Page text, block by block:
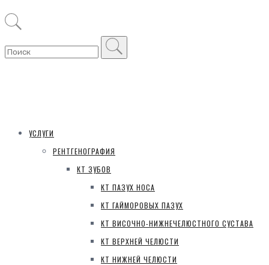
УСЛУГИ
РЕНТГЕНОГРАФИЯ
КТ ЗУБОВ
КТ ПАЗУХ НОСА
КТ ГАЙМОРОВЫХ ПАЗУХ
КТ ВИСОЧНО-НИЖНЕЧЕЛЮСТНОГО СУСТАВА
КТ ВЕРХНЕЙ ЧЕЛЮСТИ
КТ НИЖНЕЙ ЧЕЛЮСТИ